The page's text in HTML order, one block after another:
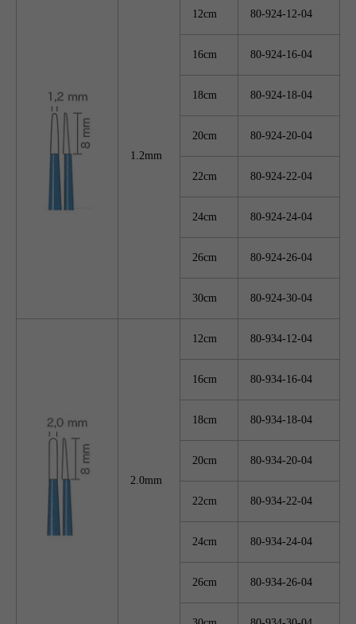
1.2mm
12cm 80-924-12-04
16cm 80-924-16-04
18cm 80-924-18-04
20cm 80-924-20-04
22cm 80-924-22-04
24cm 80-924-24-04
26cm 80-924-26-04
30cm 80-924-30-04
2.0mm
12cm 80-934-12-04
16cm 80-934-16-04
18cm 80-934-18-04
20cm 80-934-20-04
22cm 80-934-22-04
24cm 80-934-24-04
26cm 80-934-26-04